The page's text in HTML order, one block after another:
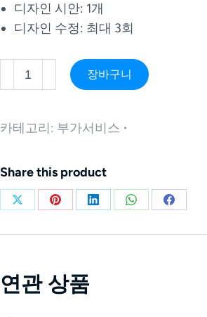
디자인 시안: 1개
디자인 수정: 최대 3회
장바구니
카테고리: 부가서비스
Share this product
연관 상품